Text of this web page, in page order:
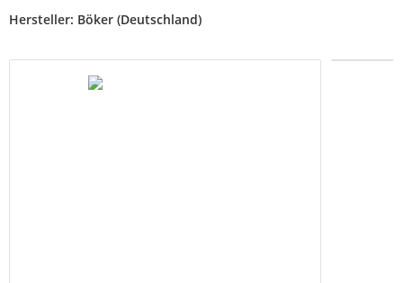
Hersteller: Böker (Deutschland)